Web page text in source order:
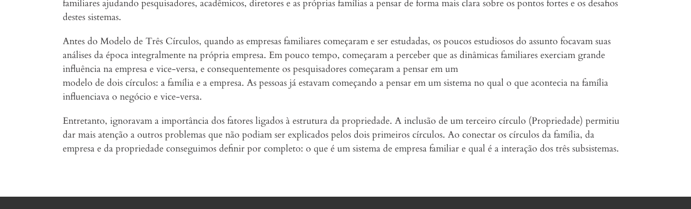
familiares ajudando pesquisadores, acadêmicos, diretores e as próprias famílias a pensar de forma mais clara sobre os pontos fortes e os desafios
destes sistemas.
Antes do Modelo de Três Círculos, quando as empresas familiares começaram e ser estudadas, os poucos estudiosos do assunto focavam suas
análises da época integralmente na própria empresa. Em pouco tempo, começaram a perceber que as dinâmicas familiares exerciam grande
influência na empresa e vice-versa, e consequentemente os pesquisadores começaram a pensar em um
modelo de dois círculos: a família e a empresa. As pessoas já estavam começando a pensar em um sistema no qual o que acontecia na família
influenciava o negócio e vice-versa.
Entretanto, ignoravam a importância dos fatores ligados à estrutura da propriedade. A inclusão de um terceiro círculo (Propriedade) permitiu
dar mais atenção a outros problemas que não podiam ser explicados pelos dois primeiros círculos. Ao conectar os círculos da família, da
empresa e da propriedade conseguimos definir por completo: o que é um sistema de empresa familiar e qual é a interação dos três subsistemas.